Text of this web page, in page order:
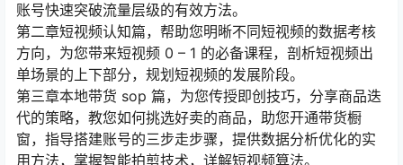
账号快速突破流量层级的有效方法。
第二章短视频认知篇，帮助您明晰不同短视频的数据考核
方向，为您带来短视频 0 – 1 的必备课程，剖析短视频出
单场景的上下部分，规划短视频的发展阶段。
第三章本地带货 sop 篇，为您传授即创技巧，分享商品迭
代的策略，教您如何挑选好卖的商品，助您开通带货橱
窗，指导搭建账号的三步走步骤，提供数据分析优化的实
用方法，掌握智能拍剪技术，详解短视频算法。